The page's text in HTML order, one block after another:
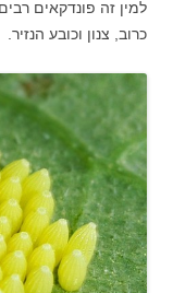
למין זה פונדקאים
כרוב, צנון וכובע הנזיר.